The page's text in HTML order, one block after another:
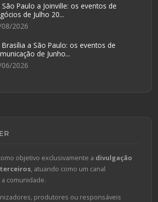
São Paulo a Joinville: os eventos de
de Julho 20...
2026
Brasília a São Paulo: os eventos de
de Junho...
2026
objetivo exclusivamente a divulgação
, atuando como um canal
comunidade.
produtores ou responsáveis